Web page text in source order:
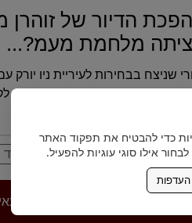
הדיור של זוהרן
מלחמת מעמ?...
שניצח בבחירות לעיריית ניו
השכירות, זוהרן ממדאני מנסה
קרא עוד
כדי להבטיח את תפקוד האתר
אילו סוגי עוגיות להפעיל.
העדפות